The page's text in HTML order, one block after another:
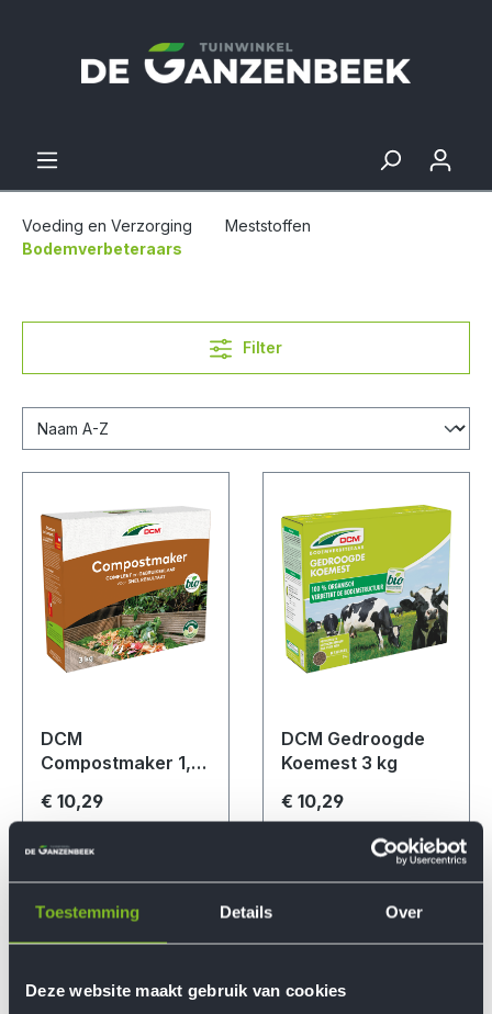
Toestemming Details Over
Deze website maakt gebruik van cookies
Voeding en Verzorging
Meststoffen
Bodemverbeteraars
Filter
DCM
Compostmaker 1,5
€ 10,29
DCM Gedroogde
Koemest 3 kg
€ 10,29